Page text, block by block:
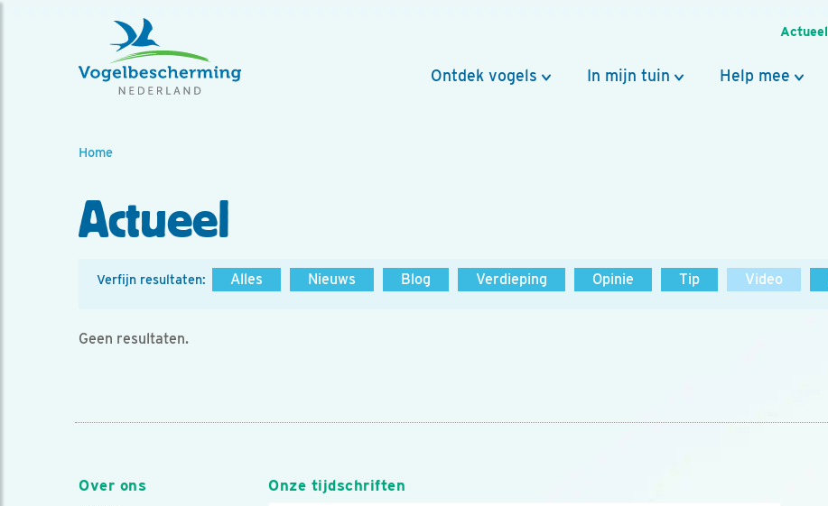
Actueel
Ontdek vogels In mijn tuin Help mee
Home
Actueel
Verfijn resultaten: Alles Nieuws Blog Verdieping Opinie Tip Video
Geen resultaten.
Over ons Onze tijdschriften